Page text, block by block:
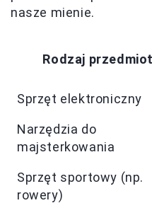
nasze mienie.
Rodzaj
Sprzęt elektroniczny
Narzędzia do
majsterkowania
Sprzęt sportowy (np.
rowery)